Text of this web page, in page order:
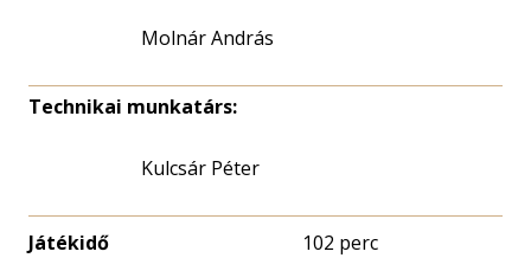
Molnár András
Technikai munkatárs:
Kulcsár Péter
Játékidő 102 perc